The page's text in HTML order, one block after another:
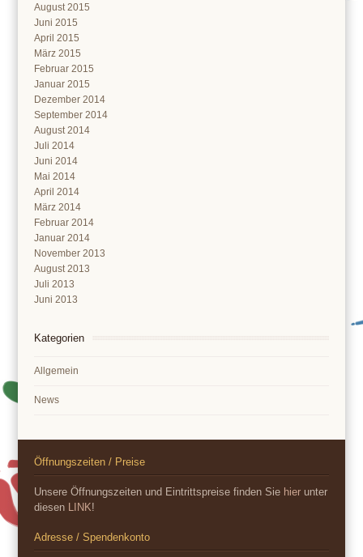
August 2015
Juni 2015
April 2015
März 2015
Februar 2015
Januar 2015
Dezember 2014
September 2014
August 2014
Juli 2014
Juni 2014
Mai 2014
April 2014
März 2014
Februar 2014
Januar 2014
November 2013
August 2013
Juli 2013
Juni 2013
Kategorien
Allgemein
News
Öffnungszeiten / Preise
Unsere Öffnungszeiten und Eintrittspreise finden Sie hier unter
diesen LINK!
Adresse / Spendenkonto